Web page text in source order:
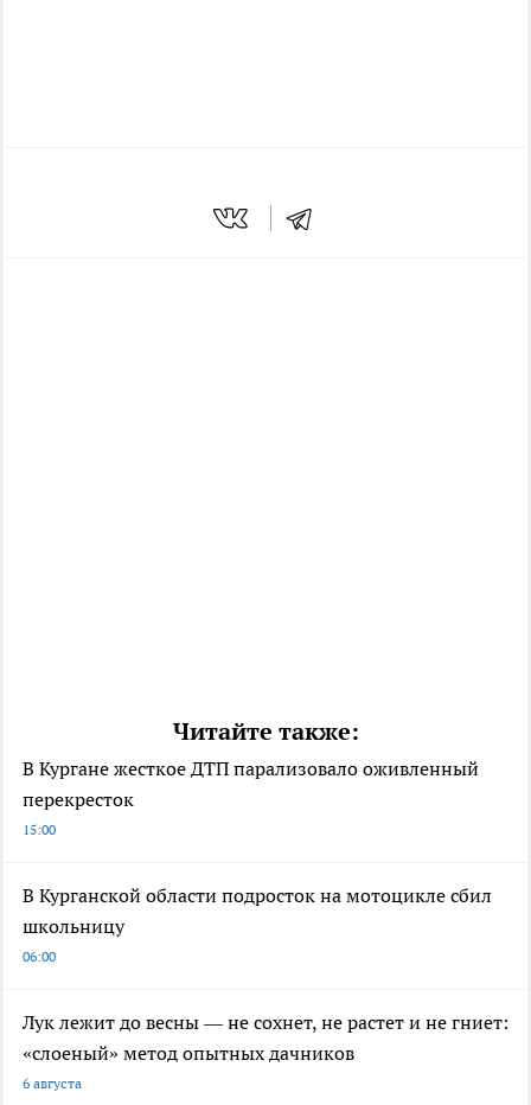
Читайте также:
В Кургане жесткое ДТП парализовало оживленный
перекресток
15:00
В Курганской области подросток на мотоцикле сбил
школьницу
06:00
Лук лежит до весны — не сохнет, не растет и не гниет:
«слоеный» метод опытных дачников
6 августа